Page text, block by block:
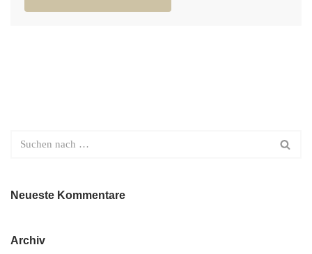
Neueste Kommentare
Archiv